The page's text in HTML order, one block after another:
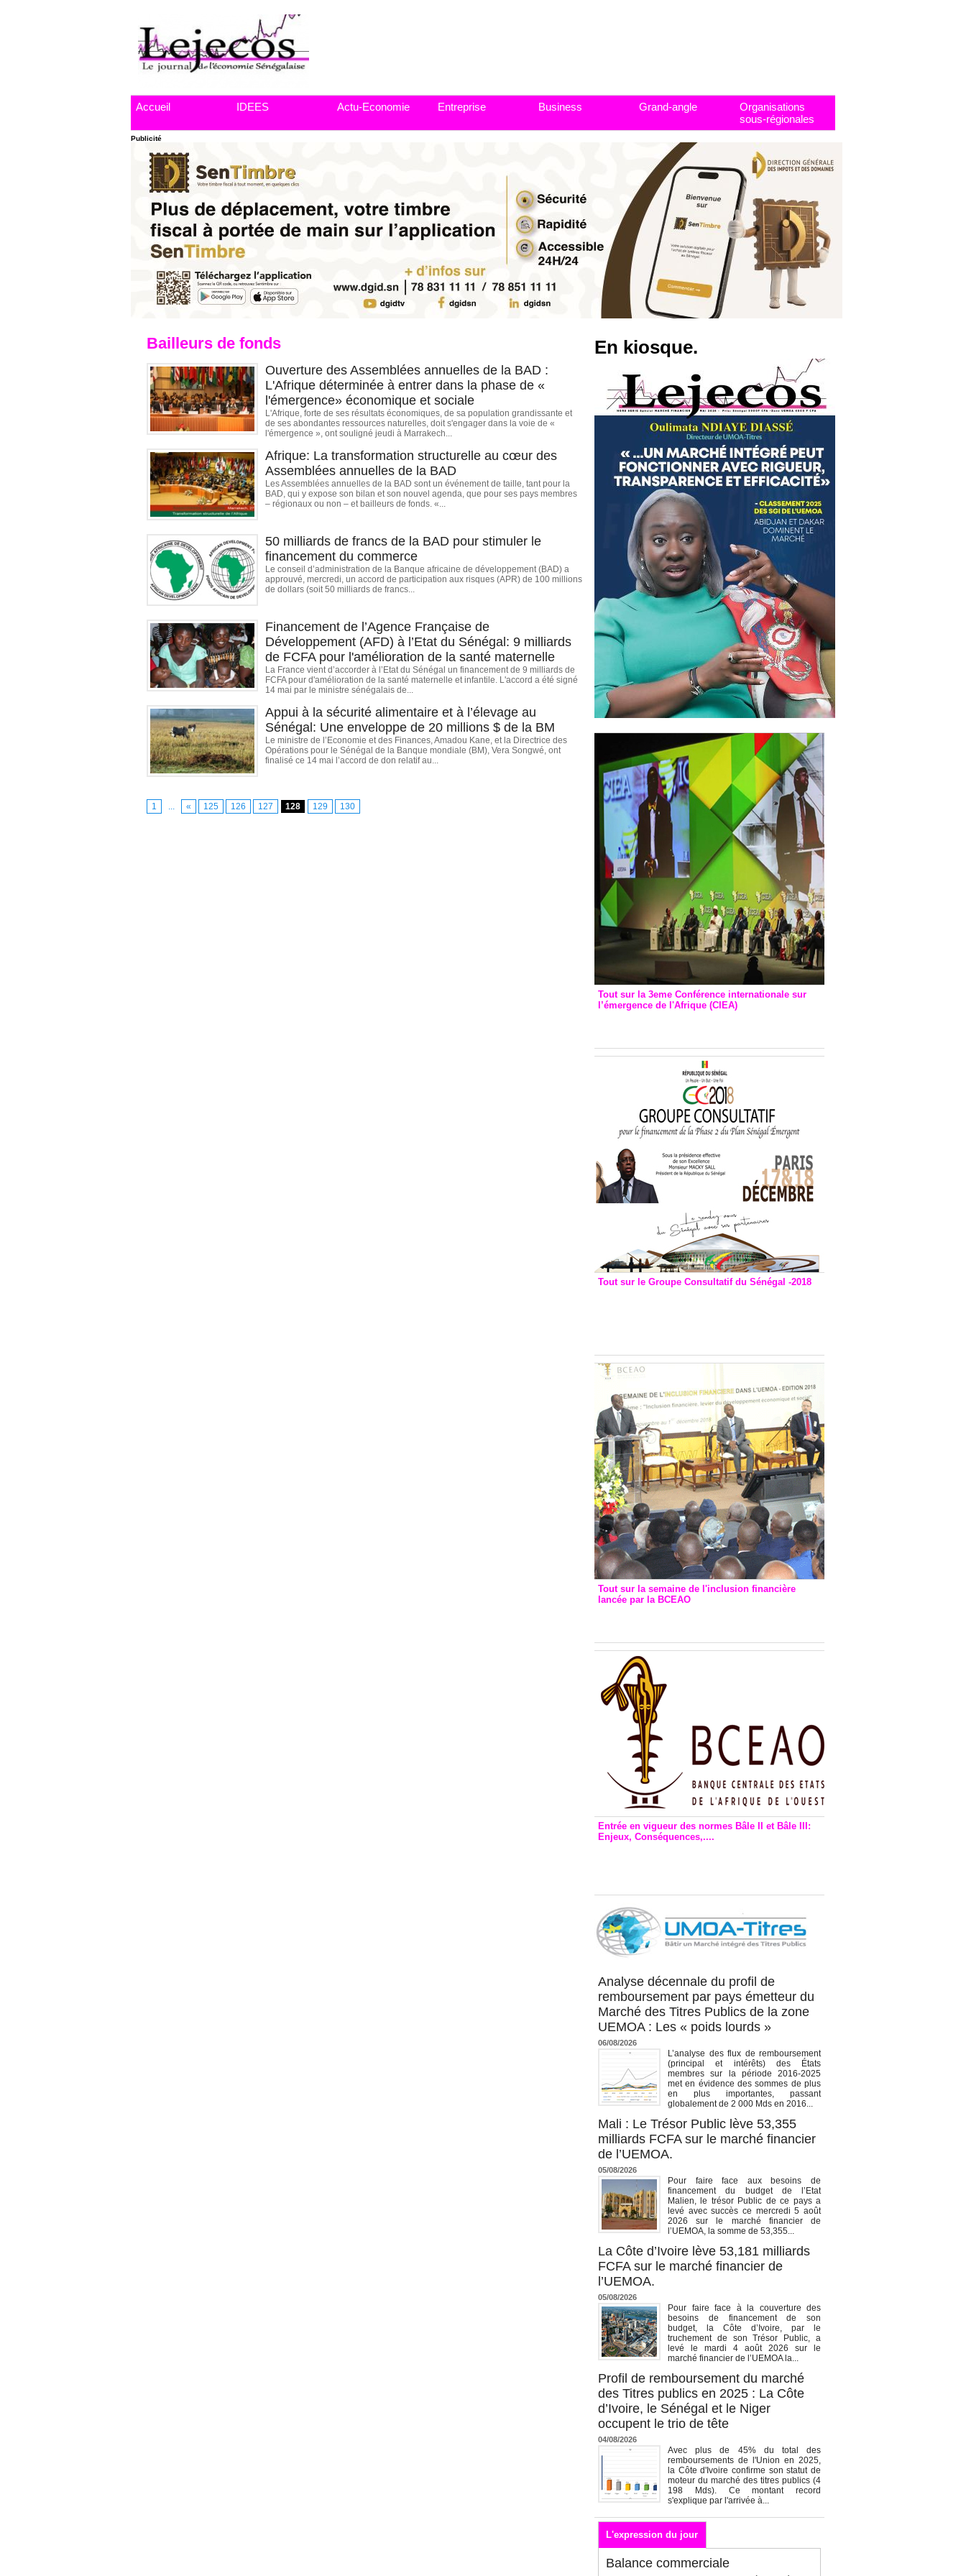
Accueil IDEES Actu-Economie Entreprise Business Grand-angle
Organisations
sous-régionales
Publicité
Bailleurs de fonds
Ouverture des Assemblées annuelles de la BAD :
L'Afrique déterminée à entrer dans la phase de «
l'émergence» économique et sociale
L'Afrique, forte de ses résultats économiques, de sa population grandissante et
de ses abondantes ressources naturelles, doit s'engager dans la voie de «
l'émergence », ont souligné jeudi à Marrakech...
Afrique: La transformation structurelle au cœur des
Assemblées annuelles de la BAD
Les Assemblées annuelles de la BAD sont un événement de taille, tant pour la
BAD, qui y expose son bilan et son nouvel agenda, que pour ses pays membres
– régionaux ou non – et bailleurs de fonds. «...
50 milliards de francs de la BAD pour stimuler le
financement du commerce
Le conseil d’administration de la Banque africaine de développement (BAD) a
approuvé, mercredi, un accord de participation aux risques (APR) de 100 millions
de dollars (soit 50 milliards de francs...
Financement de l’Agence Française de
Développement (AFD) à l’Etat du Sénégal: 9 milliards
de FCFA pour l'amélioration de la santé maternelle
La France vient d’accorder à l’Etat du Sénégal un financement de 9 milliards de
FCFA pour d'amélioration de la santé maternelle et infantile. L'accord a été signé
14 mai par le ministre sénégalais de...
Appui à la sécurité alimentaire et à l’élevage au
Sénégal: Une enveloppe de 20 millions $ de la BM
Le ministre de l’Economie et des Finances, Amadou Kane, et la Directrice des
Opérations pour le Sénégal de la Banque mondiale (BM), Vera Songwé, ont
finalisé ce 14 mai l’accord de don relatif au...
1 ... « 125 126 127 128 129 130
En kiosque.
Tout sur la 3eme Conférence internationale sur
l’émergence de l'Afrique (CIEA)
Tout sur le Groupe Consultatif du Sénégal -2018
Tout sur la semaine de l'inclusion financière
lancée par la BCEAO
Entrée en vigueur des normes Bâle II et Bâle III:
Enjeux, Conséquences,....
Analyse décennale du profil de
remboursement par pays émetteur du
Marché des Titres Publics de la zone
UEMOA : Les « poids lourds »
06/08/2026
L’analyse des flux de remboursement
(principal et intérêts) des États
membres sur la période 2016-2025
met en évidence des sommes de plus
en plus importantes, passant
globalement de 2 000 Mds en 2016...
Mali : Le Trésor Public lève 53,355
milliards FCFA sur le marché financier
de l’UEMOA.
05/08/2026
Pour faire face aux besoins de
financement du budget de l’Etat
Malien, le trésor Public de ce pays a
levé avec succès ce mercredi 5 août
2026 sur le marché financier de
l’UEMOA, la somme de 53,355...
La Côte d’Ivoire lève 53,181 milliards
FCFA sur le marché financier de
l’UEMOA.
05/08/2026
Pour faire face à la couverture des
besoins de financement de son
budget, la Côte d’Ivoire, par le
truchement de son Trésor Public, a
levé le mardi 4 août 2026 sur le
marché financier de l’UEMOA la...
Profil de remboursement du marché
des Titres publics en 2025 : La Côte
d’Ivoire, le Sénégal et le Niger
occupent le trio de tête
04/08/2026
Avec plus de 45% du total des
remboursements de l'Union en 2025,
la Côte d'Ivoire confirme son statut de
moteur du marché des titres publics (4
198 Mds). Ce montant record
s'explique par l'arrivée à...
L'expression du jour
Balance commerciale